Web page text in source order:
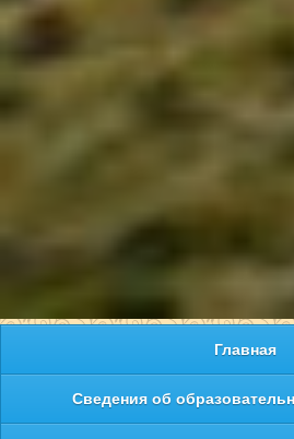
Главная
Сведения об